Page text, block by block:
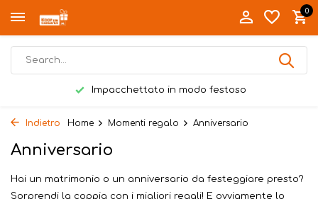
0
Consegnato personalmente a Twente
Indietro Home Momenti regalo Anniversario
Anniversario
Hai un matrimonio o un anniversario da festeggiare presto?
Sorprendi la coppia con i migliori regali! E ovviamente lo